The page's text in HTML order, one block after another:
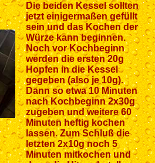
Die beiden Kessel sollten
jetzt einigermaßen gefüllt
sein und das Kochen der
Würze kann beginnen.
Noch vor Kochbeginn
werden die ersten 20g
Hopfen in die Kessel
gegeben (also je 10g).
Dann so etwa 10 Minuten
nach Kochbeginn 2x30g
zugeben und weitere 60
Minuten heftig kochen
lassen. Zum Schluß die
letzten 2x10g noch 5
Minuten mitkochen und